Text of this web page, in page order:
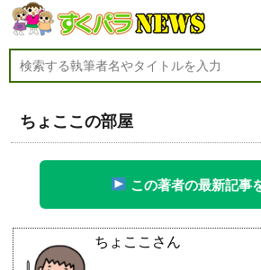
ちょここの部屋
この著者の最新記事
ちょここさん